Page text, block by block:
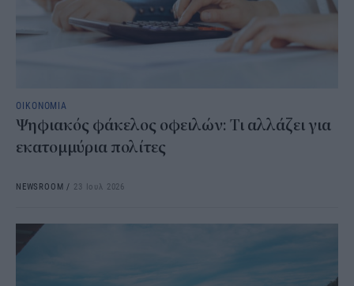
ΟΙΚΟΝΟΜΙΑ
Ψηφιακός φάκελος οφειλών: Τι αλλάζει για
εκατομμύρια πολίτες
NEWSROOM / 23 Ιουλ 2026